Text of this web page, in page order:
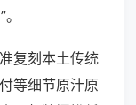
复刻本土传统
等细节原汁原